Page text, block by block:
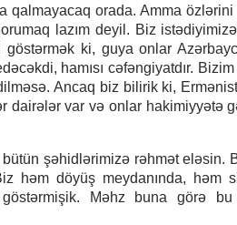
qalmayacaq orada. Amma
lazım deyil. Biz
ki, guya onlar
hamısı cəfəngiyatdır.
Ancaq biz bilirik ki,
dairələr var və onlar hakimiyyətə
bütün şəhidlərimizə rəhmət eləsin.
həm döyüş meydanında, həm
Məhz buna görə bu